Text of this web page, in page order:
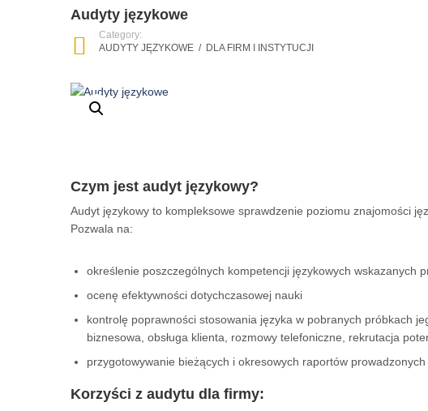
Audyty językowe
Category:
AUDYTY JĘZYKOWE / DLA FIRM I INSTYTUCJI
Czym jest audyt językowy?
Audyt językowy to kompleksowe sprawdzenie poziomu znajomości
Pozwala na:
określenie poszczególnych kompetencji językowych wskazanych
ocenę efektywności dotychczasowej nauki
kontrolę poprawności stosowania języka w pobranych próbkach
biznesowa, obsługa klienta, rozmowy telefoniczne, rekrutacja
przygotowywanie bieżących i okresowych raportów prowadzonych
Korzyści z audytu dla firmy: